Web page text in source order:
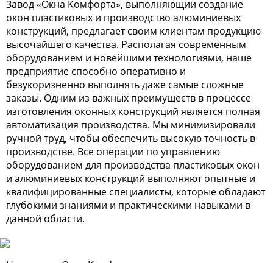
Завод «Окна Комфорта», выполняющии создание
окон пластиковых и производство алюминиевых
конструкций, предлагает своим клиентам продукцию
высочайшего качества. Располагая современным
оборудованием и новейшими технологиями, наше
предприятие способно оперативно и
безукоризненно выполнять даже самые сложные
заказы. Одним из важных преимуществ в процессе
изготовления оконных конструкций является полная
автоматизация производства. Мы минимизировали
ручной труд, чтобы обеспечить высокую точность в
производстве. Все операции по управлению
оборудованием для производства пластиковых окон
и алюминиевых конструкций выполняют опытные и
квалифицированные специалисты, которые обладают
глубокими знаниями и практическими навыками в
данной области.